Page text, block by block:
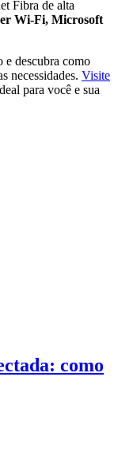
Fibra de alta
Wi-Fi, Microsoft
e descubra como
necessidades. Visite
para você e sua
como